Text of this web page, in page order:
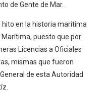
de Gente de Mar.
en la historia marítima
puesto que por
Licencias a Oficiales
mismas que fueron
de esta Autoridad